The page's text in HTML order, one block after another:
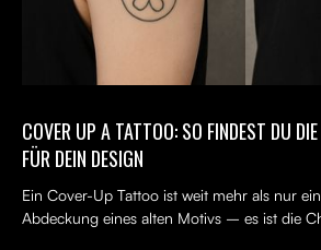
COVER UP A TATTOO: SO FINDEST DU
FÜR DEIN DESIGN
Ein Cover-Up Tattoo ist weit mehr als nur
Abdeckung eines alten Motivs – es ist die